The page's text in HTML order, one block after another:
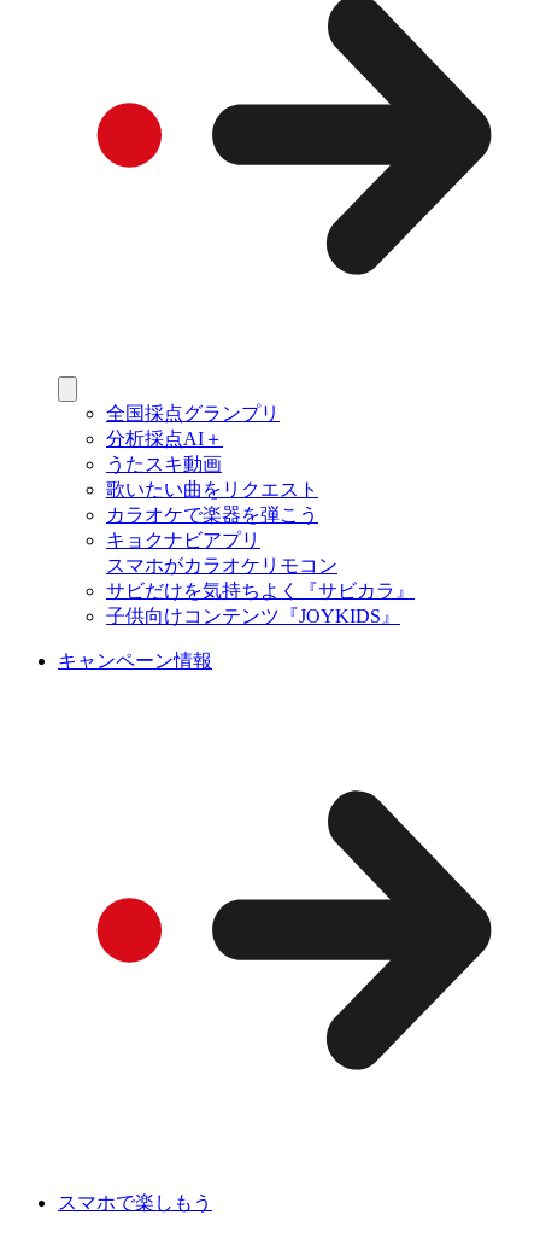
全国採点グランプリ
分析採点AI＋
うたスキ動画
歌いたい曲をリクエスト
カラオケで楽器を弾こう
キョクナビアプリ
スマホがカラオケリモコン
サビだけを気持ちよく『サビカラ』
子供向けコンテンツ『JOYKIDS』
キャンペーン情報
スマホで楽しもう